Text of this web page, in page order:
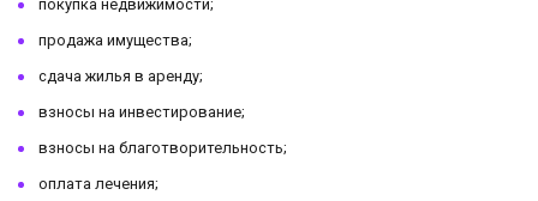
покупка недвижимости;
продажа имущества;
сдача жилья в аренду;
взносы на инвестирование;
взносы на благотворительность;
оплата лечения;